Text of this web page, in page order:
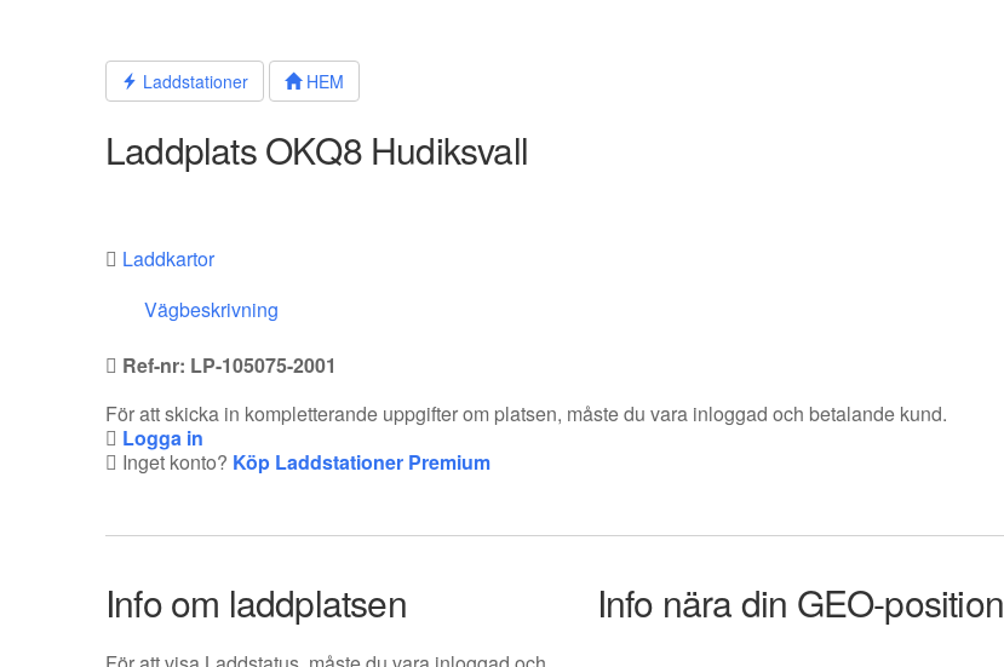
Laddstationer HEM
Laddplats OKQ8 Hudiksvall
Laddkartor
Vägbeskrivning
Ref-nr: LP-105075-2001
För att skicka in kompletterande uppgifter om platsen, måste du vara inloggad och betalande kund.
Logga in
Inget konto? Köp Laddstationer Premium
Info om laddplatsen Info nära din GEO-position